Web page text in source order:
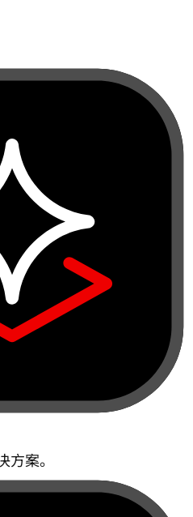
案。